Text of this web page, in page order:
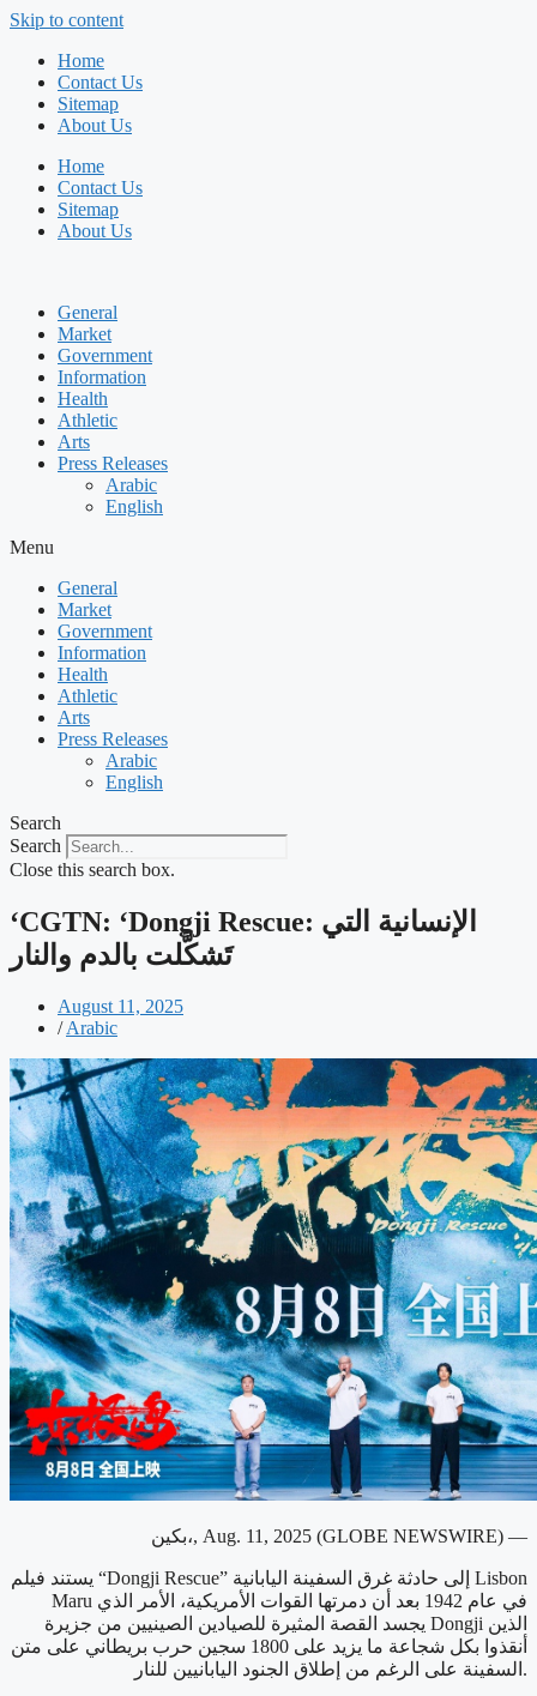
Skip to content
Home
Contact Us
Sitemap
About Us
Home
Contact Us
Sitemap
About Us
General
Market
Government
Information
Health
Athletic
Arts
Press Releases
Arabic
English
Menu
General
Market
Government
Information
Health
Athletic
Arts
Press Releases
Arabic
English
Search
Search
Close this search box.
‘CGTN: ‘Dongji Rescue: الإنسانية التي
تَشكَّلت بالدم والنار
August 11, 2025
/ Arabic
بكين،, Aug. 11, 2025 (GLOBE NEWSWIRE) —
يستند فيلم “Dongji Rescue” إلى حادثة غرق السفينة اليابانية Lisbon
Maru في عام 1942 بعد أن دمرتها القوات الأمريكية، الأمر الذي
يجسد القصة المثيرة للصيادين الصينيين من جزيرة Dongji الذين
أنقذوا بكل شجاعة ما يزيد على 1800 سجين حرب بريطاني على متن
السفينة على الرغم من إطلاق الجنود اليابانيين للنار.